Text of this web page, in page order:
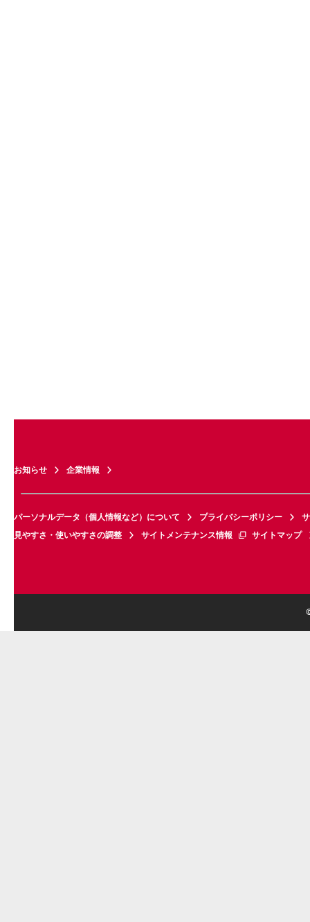
お知らせ 企業情報
パーソナルデータ（個人情報など）について プライバシーポリシー
見やすさ・使いやすさの調整
サイトメンテナンス情報 サイトマップ